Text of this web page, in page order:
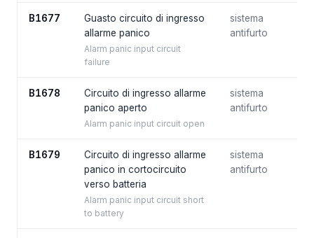
B1677
Guasto circuito di ingresso
allarme panico
Alarm panic input circuit
failure
sistema
antifurto
B1678
Circuito di ingresso allarme
panico aperto
Alarm panic input circuit open
sistema
antifurto
B1679
Circuito di ingresso allarme
panico in cortocircuito
verso batteria
Alarm panic input circuit short
to battery
sistema
antifurto